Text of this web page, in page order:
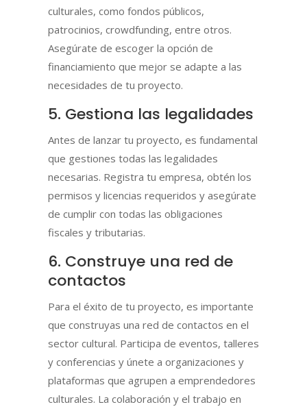
culturales, como fondos públicos,
patrocinios, crowdfunding, entre otros.
Asegúrate de escoger la opción de
financiamiento que mejor se adapte a las
necesidades de tu proyecto.
5. Gestiona las legalidades
Antes de lanzar tu proyecto, es fundamental
que gestiones todas las legalidades
necesarias. Registra tu empresa, obtén los
permisos y licencias requeridos y asegúrate
de cumplir con todas las obligaciones
fiscales y tributarias.
6. Construye una red de
contactos
Para el éxito de tu proyecto, es importante
que construyas una red de contactos en el
sector cultural. Participa de eventos, talleres
y conferencias y únete a organizaciones y
plataformas que agrupen a emprendedores
culturales. La colaboración y el trabajo en